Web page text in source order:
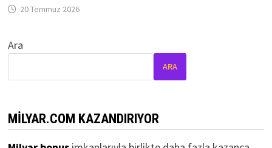
20 Temmuz 2026
Ara
ARA
MILYAR.COM KAZANDIRIYOR